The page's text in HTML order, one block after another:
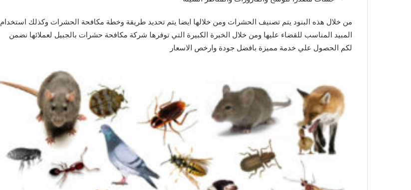
من خلال هذه البنود يتم تصنيف الحشرات ومن خلالها ايضا يتم تحديد طريقة وخطة مكافحة الحشرات وكذلك استخدام
المبيد المناسب للقضاء عليها ومن خلال الخبرة الكبيرة التي توفرها شركة مكافحة حشرات بالجبيل لعملائها نضمن
لكم الحصول علي خدمة مميزة بافضل جودة وارخص الاسعار